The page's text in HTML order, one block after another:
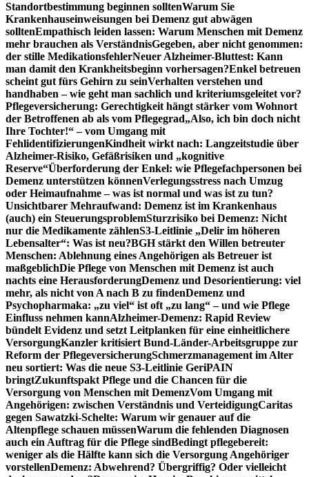
Standortbestimmung beginnen solltenWarum Sie
Krankenhauseinweisungen bei Demenz gut abwägen
solltenEmpathisch leiden lassen: Warum Menschen mit Demenz
mehr brauchen als VerständnisGegeben, aber nicht genommen:
der stille MedikationsfehlerNeuer Alzheimer-Bluttest: Kann
man damit den Krankheitsbeginn vorhersagen?Enkel betreuen
scheint gut fürs Gehirn zu seinVerhalten verstehen und
handhaben – wie geht man sachlich und kriteriumsgeleitet vor?
Pflegeversicherung: Gerechtigkeit hängt stärker vom Wohnort
der Betroffenen ab als vom Pflegegrad„Also, ich bin doch nicht
Ihre Tochter!“ – vom Umgang mit
FehlidentifizierungenKindheit wirkt nach: Langzeitstudie über
Alzheimer-Risiko, Gefäßrisiken und „kognitive
Reserve“Überforderung der Enkel: wie Pflegefachpersonen bei
Demenz unterstützen könnenVerlegungsstress nach Umzug
oder Heimaufnahme – was ist normal und was ist zu tun?
Unsichtbarer Mehraufwand: Demenz ist im Krankenhaus
(auch) ein SteuerungsproblemSturzrisiko bei Demenz: Nicht
nur die Medikamente zählenS3-Leitlinie „Delir im höheren
Lebensalter“: Was ist neu?BGH stärkt den Willen betreuter
Menschen: Ablehnung eines Angehörigen als Betreuer ist
maßgeblichDie Pflege von Menschen mit Demenz ist auch
nachts eine HerausforderungDemenz und Desorientierung: viel
mehr, als nicht von A nach B zu findenDemenz und
Psychopharmaka: „zu viel“ ist oft „zu lang“ – und wie Pflege
Einfluss nehmen kannAlzheimer-Demenz: Rapid Review
bündelt Evidenz und setzt Leitplanken für eine einheitlichere
VersorgungKanzler kritisiert Bund-Länder-Arbeitsgruppe zur
Reform der PflegeversicherungSchmerzmanagement im Alter
neu sortiert: Was die neue S3-Leitlinie GeriPAIN
bringtZukunftspakt Pflege und die Chancen für die
Versorgung von Menschen mit DemenzVom Umgang mit
Angehörigen: zwischen Verständnis und VerteidigungCaritas
gegen Sawatzki-Schelte: Warum wir genauer auf die
Altenpflege schauen müssenWarum die fehlenden Diagnosen
auch ein Auftrag für die Pflege sindBedingt pflegebereit:
weniger als die Hälfte kann sich die Versorgung Angehöriger
vorstellenDemenz: Abwehrend? Übergriffig? Oder vielleicht